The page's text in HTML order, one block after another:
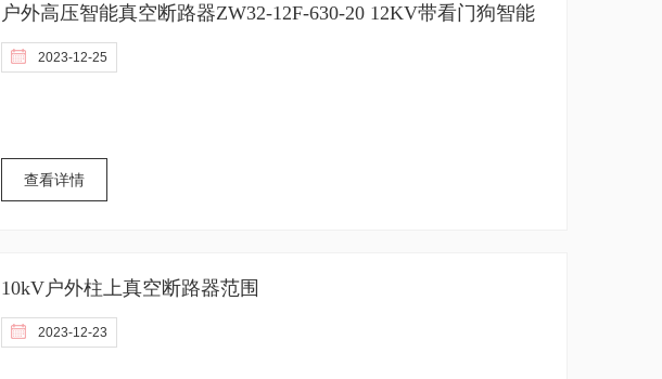
户外高压智能真空断路器ZW32-12F-630-20 12KV带看门狗智能
控制器
2023-12-25
查看详情
10kV户外柱上真空断路器范围
2023-12-23